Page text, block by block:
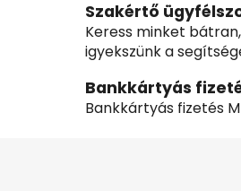
Szakértő
Keress minket
igyekszünk a
Bankkártyás
Bankkártyás fizetés